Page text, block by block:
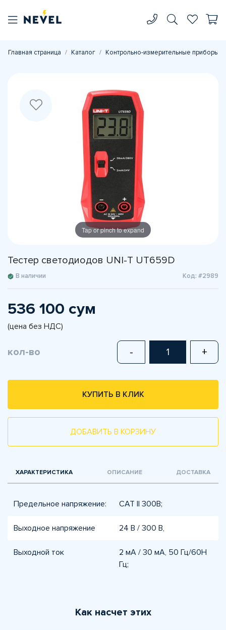
Главная страница Каталог Контрольно-измерительные приборы
Tap or pinch to expand
Тестер светодиодов UNI-T UT659D
В наличии Код: #2989
536 100 сум
(цена без НДС)
кол-во - +
КУПИТЬ В КЛИК
ДОБАВИТЬ В КОРЗИНУ
ХАРАКТЕРИСТИКА ОПИСАНИЕ ДОСТАВКА
Предельное напряжение: CAT II 300В;
Выходное напряжение 24 В / 300 В,
Выходной ток
2 мА / 30 мА, 50 Гц/60H
Гц;
Как насчет этих